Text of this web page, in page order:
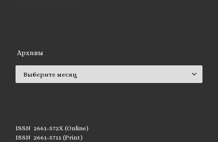
Архивы
ISSN 2661-572X (Online)
ISSN 2661-5711 (Print)